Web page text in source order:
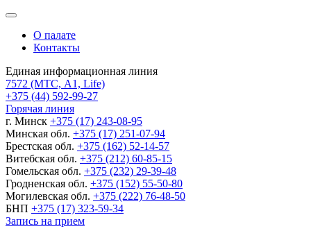
О палате
Контакты
Единая информационная линия
7572 (МТС, A1, Life)
+375 (44) 592-99-27
Горячая линия
г. Минск +375 (17) 243-08-95
Минская обл. +375 (17) 251-07-94
Брестская обл. +375 (162) 52-14-57
Витебская обл. +375 (212) 60-85-15
Гомельская обл. +375 (232) 29-39-48
Гродненская обл. +375 (152) 55-50-80
Могилевская обл. +375 (222) 76-48-50
БНП +375 (17) 323-59-34
Запись на прием